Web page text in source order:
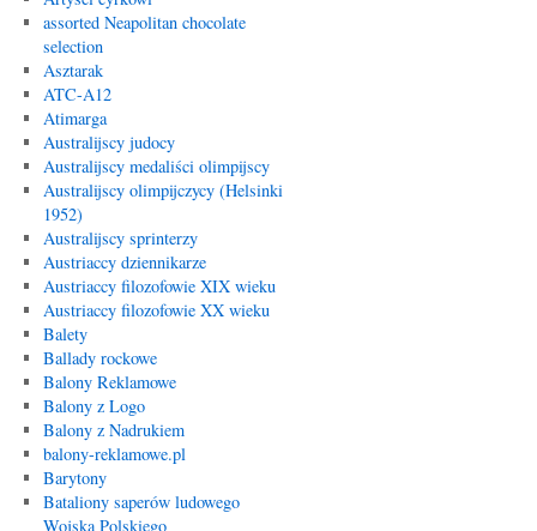
assorted Neapolitan chocolate
selection
Asztarak
ATC-A12
Atimarga
Australijscy judocy
Australijscy medaliści olimpijscy
Australijscy olimpijczycy (Helsinki
1952)
Australijscy sprinterzy
Austriaccy dziennikarze
Austriaccy filozofowie XIX wieku
Austriaccy filozofowie XX wieku
Balety
Ballady rockowe
Balony Reklamowe
Balony z Logo
Balony z Nadrukiem
balony-reklamowe.pl
Barytony
Bataliony saperów ludowego
Wojska Polskiego